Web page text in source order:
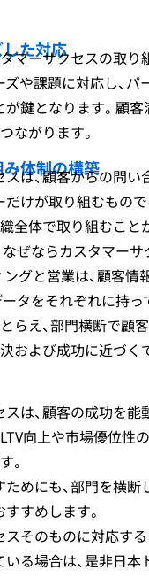
た対応
マーサクセスの取り
や課題に対応し、パ
鍵となります。顧客
ながります。
体制の構築
は、顧客からの問い
けが取り組むもので
全体で取り組むこと
なぜならカスタマー
グと営業は、顧客情
タをそれぞれに持
らえ、部門横断で顧
および成功に近づく
は、顧客の成功を能
向上や市場優位性
。
めにも、部門を横断
すめします。
スそのものに対応す
る場合は、是非日本